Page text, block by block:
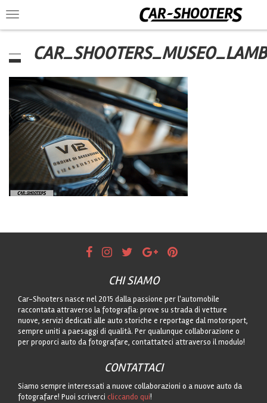
Toggle
navigation
CHI SIAMO
Car-Shooters nasce nel 2015 dalla passione per l'automobile
raccontata attraverso la fotografia: prove su strada di vetture
nuove, servizi dedicati alle auto storiche e reportage dal motorsport,
sempre uniti a paesaggi di qualità. Per qualunque collaborazione o
per proporci auto da fotografare, contattateci attraverso il modulo!
CONTATTACI
Siamo sempre interessati a nuove collaborazioni o a nuove auto da
fotografare! Puoi scriverci cliccando qui!